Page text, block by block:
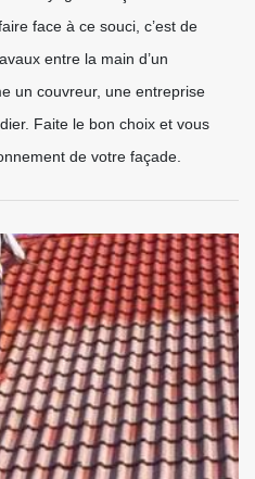
face à ce souci, c’est de
entre la main d’un
un couvreur, une entreprise
Faite le bon choix et vous
de votre façade.